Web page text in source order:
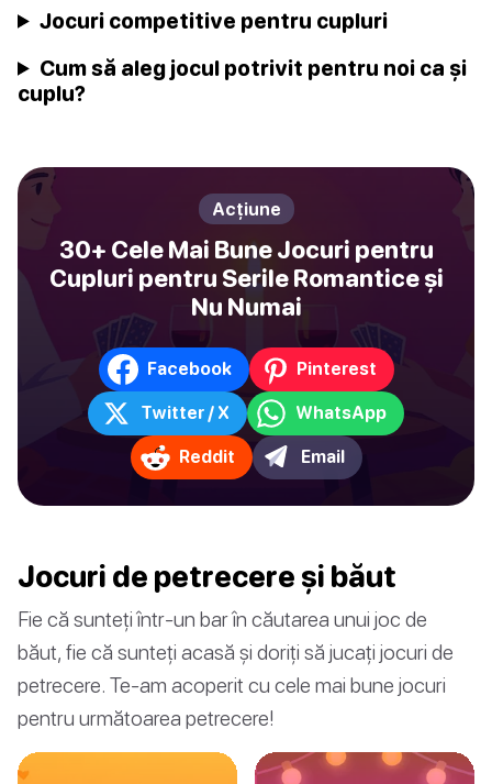
Jocuri competitive pentru cupluri
Cum să aleg jocul potrivit pentru noi ca și
cuplu?
Acțiune
30+ Cele Mai Bune Jocuri pentru
Cupluri pentru Serile Romantice și
Nu Numai
Facebook Pinterest
Twitter / X WhatsApp
Reddit Email
Jocuri de petrecere și băut
Fie că sunteți într-un bar în căutarea unui joc de
băut, fie că sunteți acasă și doriți să jucați jocuri de
petrecere. Te-am acoperit cu cele mai bune jocuri
pentru următoarea petrecere!